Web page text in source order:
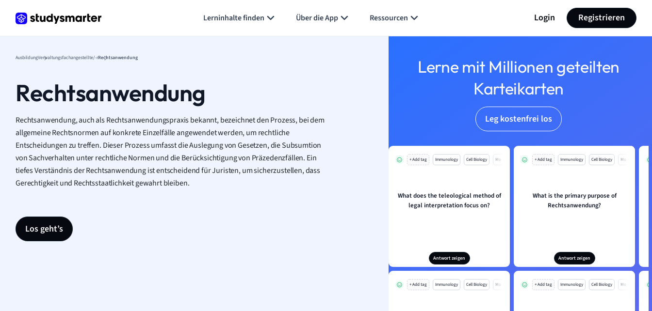
Lerninhalte finden Über die App Ressourcen Login Registrieren
AusbildungVerwaltungsfachangestellte/-rRechtsanwendung
Rechtsanwendung
Rechtsanwendung, auch als Rechtsanwendungspraxis bekannt, bezeichnet den Prozess, bei dem
allgemeine Rechtsnormen auf konkrete Einzelfälle angewendet werden, um rechtliche
Entscheidungen zu treffen. Dieser Prozess umfasst die Auslegung von Gesetzen, die Subsumtion
von Sachverhalten unter rechtliche Normen und die Berücksichtigung von Präzedenzfällen. Ein
tiefes Verständnis der Rechtsanwendung ist entscheidend für Juristen, um sicherzustellen, dass
Gerechtigkeit und Rechtsstaatlichkeit gewahrt bleiben.
Los geht’s
Lerne mit Millionen geteilten
Karteikarten
Leg kostenfrei los
+ Add tag Immunology Cell Biology Mo
What does the teleological method of
legal interpretation focus on?
Antwort zeigen
+ Add tag Immunology Cell Biology Mo
What is the primary purpose of
Rechtsanwendung?
Antwort zeigen
+ Add tag Immunology Cell Biology Mo + Add tag Immunology Cell Biology Mo